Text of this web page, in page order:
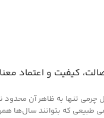
کیفیت و اعتماد
چرمی تنها به ظاهر آن محدود
طبیعی که بتوانند سال‌ها